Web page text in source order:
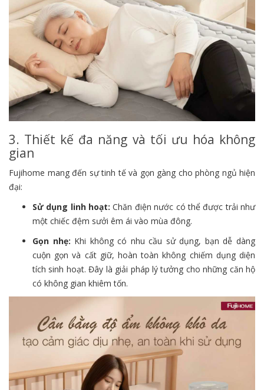
3. Thiết kế đa năng và tối ưu hóa không
gian
Fujihome mang đến sự tinh tế và gọn gàng cho phòng ngủ hiện
đại:
Sử dụng linh hoạt: Chăn điện nước có thể được trải như
một chiếc đệm sưởi êm ái vào mùa đông.
Gọn nhẹ: Khi không có nhu cầu sử dụng, bạn dễ dàng
cuộn gọn và cất giữ, hoàn toàn không chiếm dụng diện
tích sinh hoạt. Đây là giải pháp lý tưởng cho những căn hộ
có không gian khiêm tốn.